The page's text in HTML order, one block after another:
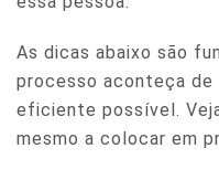
As dicas abaixo são
processo aconteça de
eficiente possível.
mesmo a colocar em